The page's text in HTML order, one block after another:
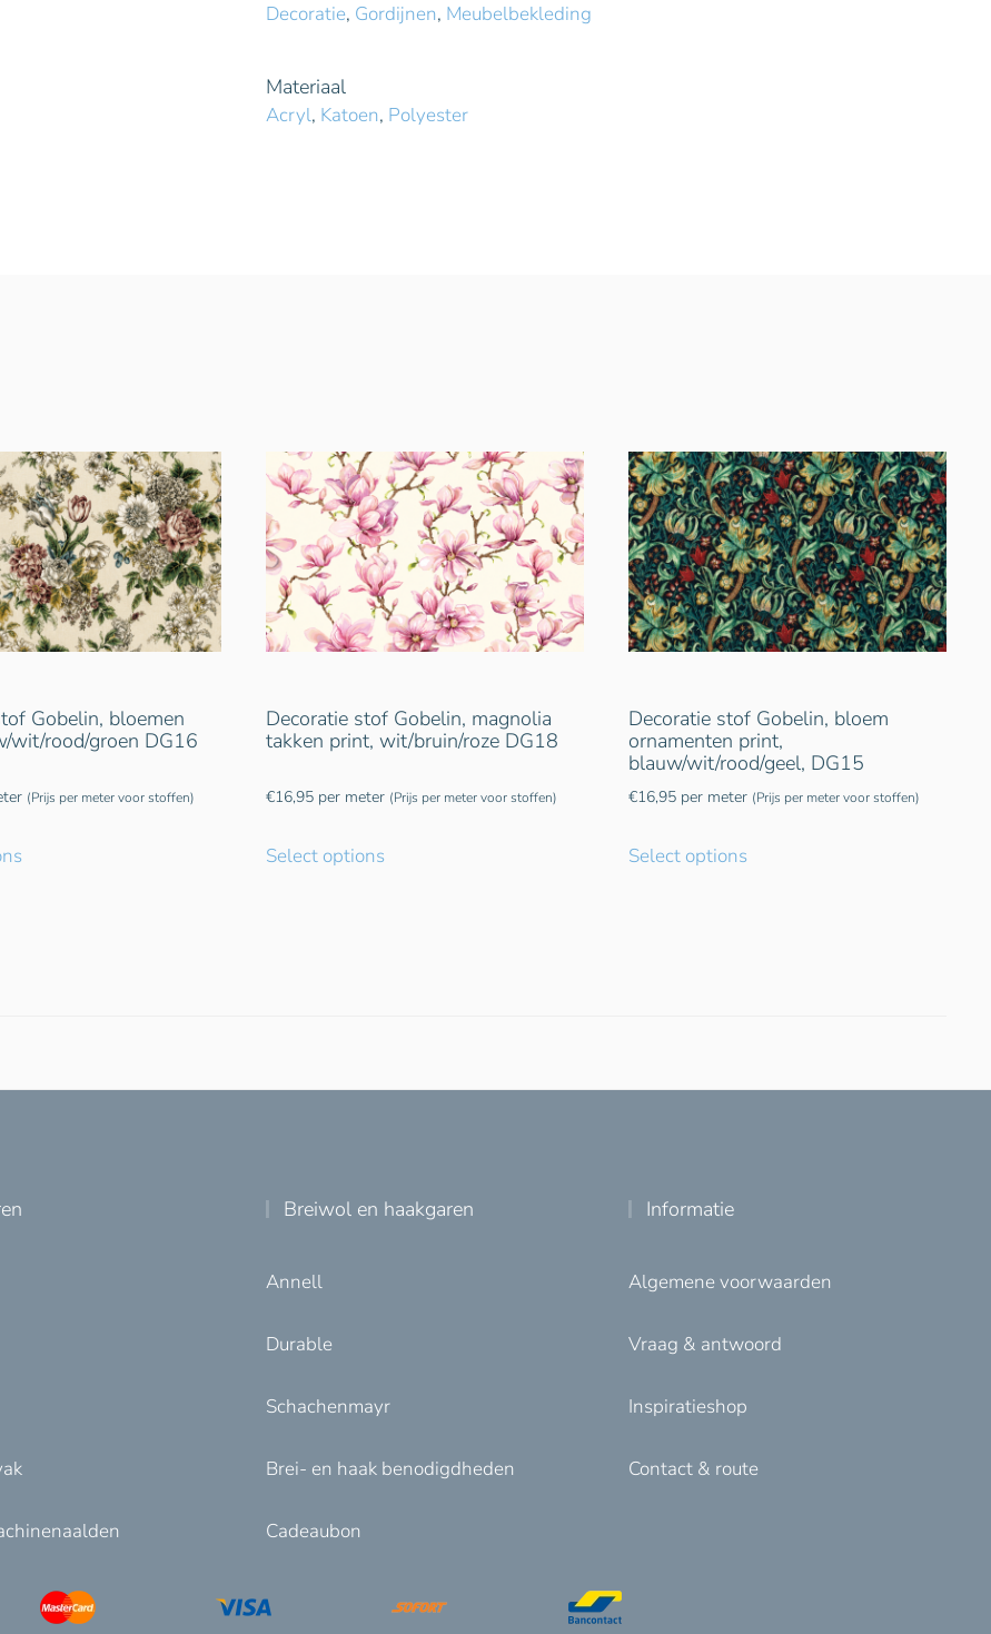
Decoratie, Gordijnen, Meubelbekleding
Materiaal
Acryl, Katoen, Polyester
Gobelin, bloemen
wit/rood/groen DG16
(Prijs per meter voor stoffen)
Decoratie stof Gobelin, magnolia
takken print, wit/bruin/roze DG18
€16,95 per meter (Prijs per meter voor stoffen)
Select options
Decoratie stof Gobelin, bloem
ornamenten print,
blauw/wit/rood/geel, DG15
€16,95 per meter (Prijs per meter voor stoffen)
Select options
Breiwol en haakgaren
Annell
Durable
Schachenmayr
Brei- en haak benodigdheden
Cadeaubon
Informatie
Algemene voorwaarden
Vraag & antwoord
Inspiratieshop
Contact & route